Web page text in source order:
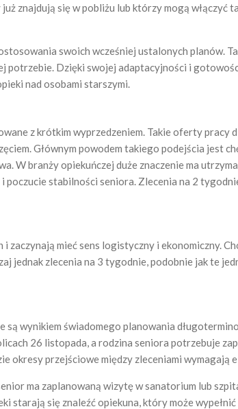
znajdują się w pobliżu lub którzy mogą włączyć
swoich wcześniej ustalonych planów.
potrzebie. Dzięki swojej adaptacyjności i
nad osobami starszymi.
z krótkim wyprzedzeniem. Takie oferty pracy
Głównym powodem takiego podejścia jest
W branży opiekuńczej duże znaczenie ma
stabilności seniora. Zlecenia na 2
mieć sens logistyczny i ekonomiczny.
jednak zlecenia na 3 tygodnie, podobnie jak te
wynikiem świadomego planowania
26 listopada, a rodzina seniora potrzebuje
okresy przejściowe między zleceniami wymagają
ma zaplanowaną wizytę w sanatorium lub
starają się znaleźć opiekuna, który może